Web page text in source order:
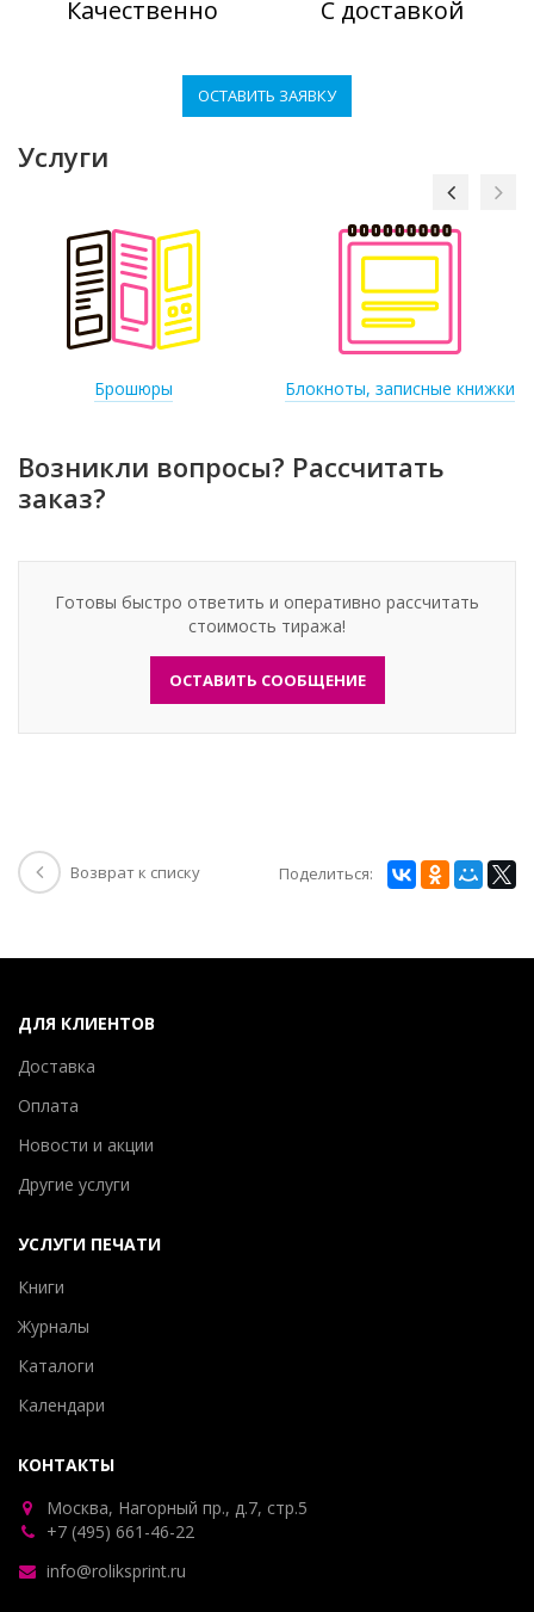
Качественно С доставкой
ОСТАВИТЬ ЗАЯВКУ
Услуги
Брошюры Блокноты, записные книжки
Возникли вопросы? Рассчитать
заказ?
Готовы быстро ответить и оперативно рассчитать
стоимость тиража!
ОСТАВИТЬ СООБЩЕНИЕ
Возврат к списку Поделиться:
ДЛЯ КЛИЕНТОВ
Доставка
Оплата
Новости и акции
Другие услуги
УСЛУГИ ПЕЧАТИ
Книги
Журналы
Каталоги
Календари
КОНТАКТЫ
Москва, Нагорный пр., д.7, стр.5
+7 (495) 661-46-22
info@roliksprint.ru